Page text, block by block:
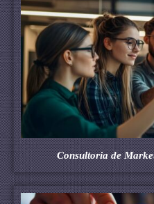
Consultoria de